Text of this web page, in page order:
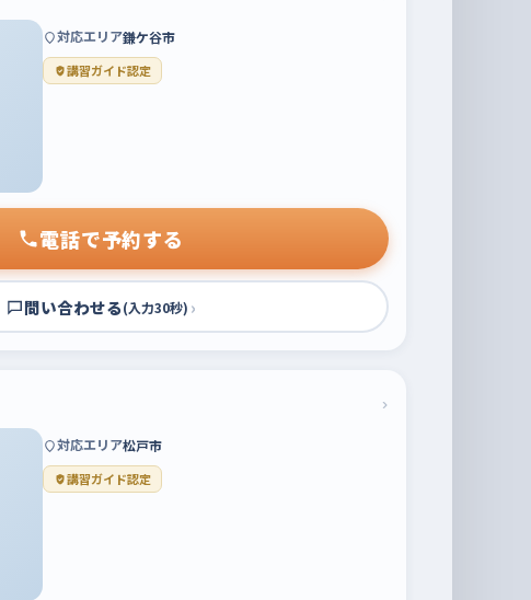
対応エリア鎌ケ谷市
講習ガイド認定
電話で予約する
問い合わせる(入力30秒) ›
›
対応エリア松戸市
講習ガイド認定